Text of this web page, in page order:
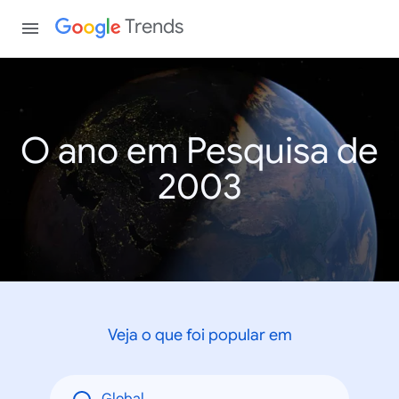
Trends
O ano em Pesquisa de
2003
Veja o que foi popular em